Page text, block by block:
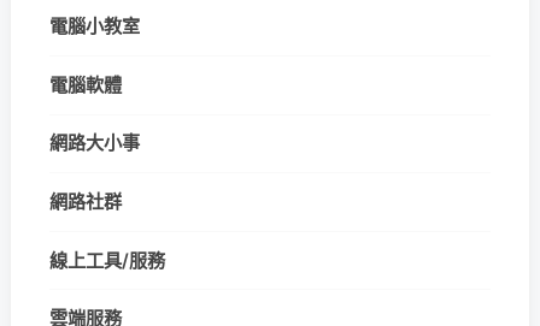
電腦小教室
電腦軟體
網路大小事
網路社群
線上工具/服務
雲端服務